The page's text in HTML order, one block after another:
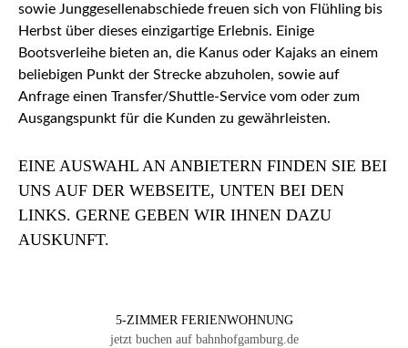
sowie Junggesellenabschiede freuen sich von Flühling bis
Herbst über dieses einzigartige Erlebnis. Einige
Bootsverleihe bieten an, die Kanus oder Kajaks an einem
beliebigen Punkt der Strecke abzuholen, sowie auf
Anfrage einen Transfer/Shuttle-Service vom oder zum
Ausgangspunkt für die Kunden zu gewährleisten.
EINE AUSWAHL AN ANBIETERN FINDEN SIE BEI
UNS AUF DER WEBSEITE, UNTEN BEI DEN
LINKS. GERNE GEBEN WIR IHNEN DAZU
AUSKUNFT.
5-ZIMMER FERIENWOHNUNG
jetzt buchen auf bahnhofgamburg.de